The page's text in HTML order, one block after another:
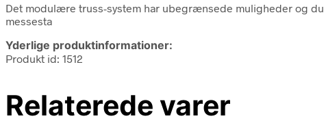
Det modulære truss-system har ubegrænsede muligheder og
messesta
Yderlige produktinformationer:
Produkt id: 1512
Relaterede varer